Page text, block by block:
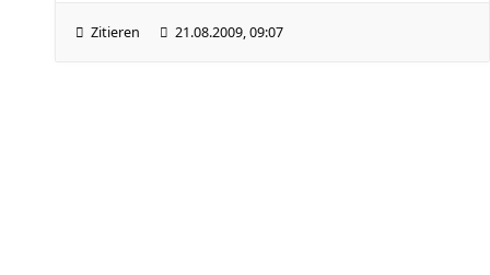
Zitieren 21.08.2009, 09:07